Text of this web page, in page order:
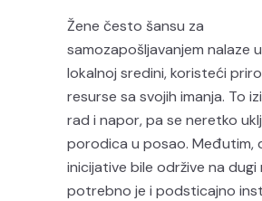
Žene često šansu za
samozapošljavanjem nalaze
lokalnoj sredini, koristeći
resurse sa svojih imanja. To
rad i napor, pa se neretko
porodica u posao. Međutim,
inicijative bile održive na dugi
potrebno je i podsticajno